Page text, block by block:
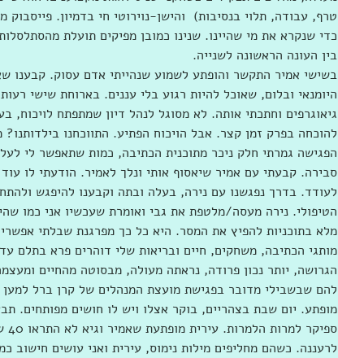
טרף, עבודה, תלוי בנסיבות)  והישן-נוירוטי חי בדמיון.
כדי שנקרא את מי שהיינו. שנינו כמובן מפיקים תועלת
בין העונה הראשונה לשנייה.
בשישי אמיר התקשר והופתע לשמוע שנהייתי אדם עסוק. קבענו
היומנאי ובלום, שאוכל להיות רגוע בלי עננים. בארוחת שישי
גיאוגרפים וחתכתי אותה. לא מסוגל לנהל דיון שמתפתח לויכוח,
להוכחה בפרק זמן קצר. אבל הויכוח הפתיע. התווכחנו
הפגישה גמרתי חלק ניכר מתוכנית הכתיבה, כמות שתאפשר לי
סבירה. קבעתי עם אמיר שיאסוף אותי ונלך לאמיר. הודעתי לו
לעודד. בדרך נפגשנו עם נירה, בעלה ובתה וקבענו להיפגש
הטיפולי. נירה מעסה/מלטפת את גבי ואומרת שעכשיו אני כמו
מלא בתוכניות להפיץ את המסר. היא כל כך מפרגנת שבלתי אפשרי
מותגי הכתיבה, משחקים, חיים ובריאות שלי דוהרים פרא בתלם
הגרושה, יותר נכון פרודה, נראתה מעולה, מבסוטה מהחיים
להם שבשבילי מדובר בפגישת מועצת המנהלים של קרן ברל
מופתע. יום שבת בצהריים, בוקר אצלו ויש לו חושים מפותחים.
לרעננה. כשהם מחליפים מילות נימוס, עירית ואני עושים חישוב